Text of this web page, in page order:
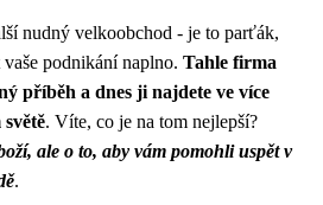
nudný velkoobchod - je to parťák,
podnikání naplno. Tahle firma
příběh a dnes ji najdete ve více
světě. Víte, co je na tom nejlepší?
ale o to, aby vám pomohli uspět v
.